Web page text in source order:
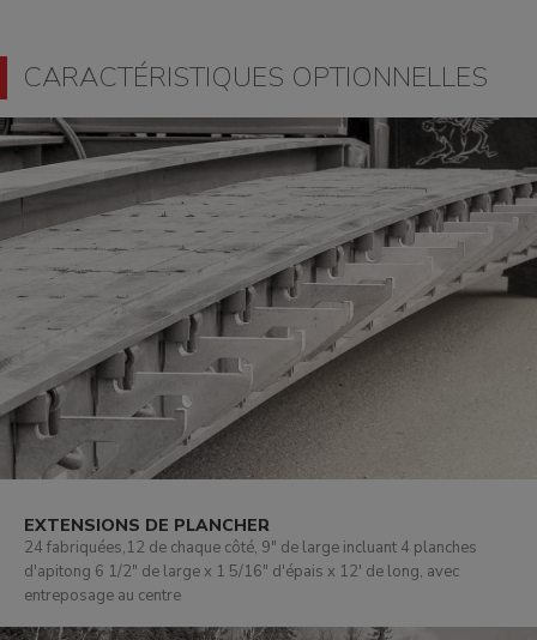
CARACTÉRISTIQUES OPTIONNELLES
EXTENSIONS DE PLANCHER
24 fabriquées,12 de chaque côté, 9" de large incluant 4 planches
d'apitong 6 1/2" de large x 1 5/16" d'épais x 12' de long, avec
entreposage au centre